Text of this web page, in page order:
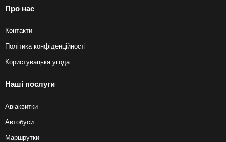
Про нас
Контакти
Політика конфіденційності
Користувацька угода
Наші послуги
Авіаквитки
Автобуси
Маршрутки